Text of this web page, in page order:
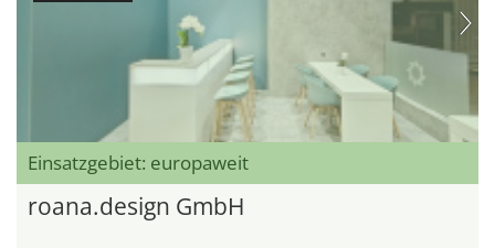
Einsatzgebiet: europaweit
roana.design GmbH